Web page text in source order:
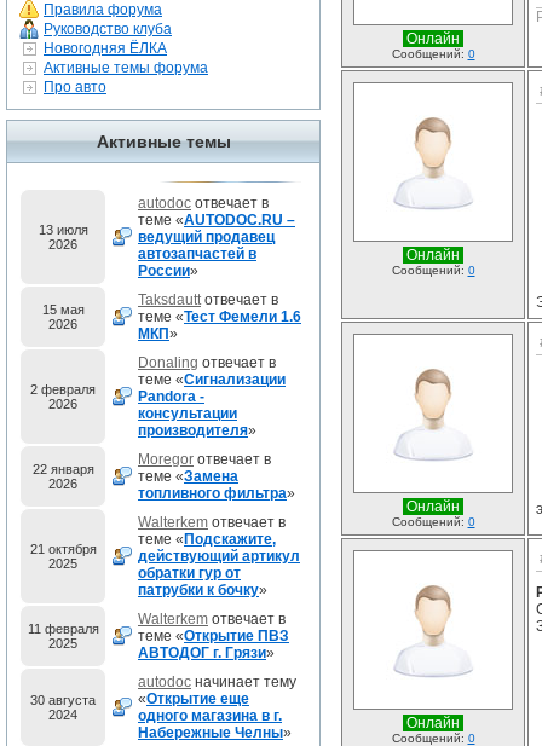
Правила форума
Руководство клуба
Новогодняя ЁЛКА
Активные темы форума
Про авто
Активные темы
13 июля
2026
autodoc отвечает в
теме «AUTODOC.RU –
ведущий продавец
автозапчастей в
России»
15 мая
2026
Taksdauttотвечает в
теме «Тест Фемели 1.6
МКП»
2 февраля
2026
Donaling отвечает в
теме «Сигнализации
Pandora -
консультации
производителя»
22 января
2026
Moregor отвечает в
теме «Замена
топливного фильтра»
21 октября
2025
Walterkem отвечает в
теме « Подскажите,
действующий артикул
обратки гур от
патрубки к бочку»
11 февраля
2025
Walterkem отвечает в
теме «Открытие ПВЗ
АВТОДОГ г. Грязи»
30 августа
2024
autodoc начинает тему
«Открытие еще
одного магазина в г.
Набережные Челны»
Онлайн
Сообщений: 0
Онлайн
Сообщений: 0
Онлайн
Сообщений: 0
Онлайн
Сообщений: 0